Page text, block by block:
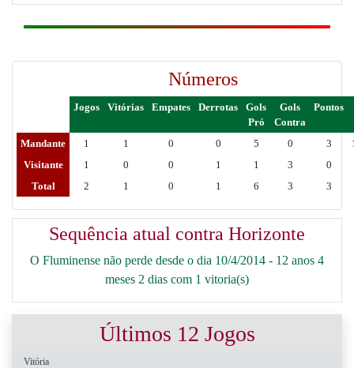
Números
Jogos Vitórias Empates Derrotas
Gols
Pró
Gols
Contra
Pontos
Mandante 1 1 0 0 5 0 3
Visitante
1 0 0 1 1 3
0
Total
2 1 0 1 6 3 3
Sequência atual contra Horizonte
O Fluminense não perde desde o dia 10/4/2014 - 12 anos 4
meses 2 dias com 1 vitoria(s)
Últimos 12 Jogos
Vitória